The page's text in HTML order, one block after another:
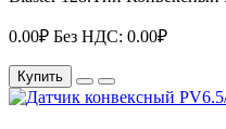
0.00₽ Без НДС: 0.00₽
Купить